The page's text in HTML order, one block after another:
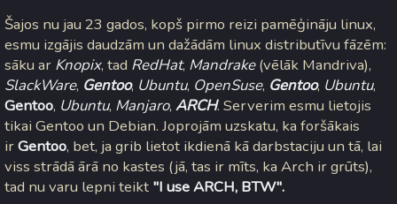
Šajos nu jau 23 gados, kopš pirmo reizi pamēģināju linux,
esmu izgājis daudzām un dažādām linux distributīvu fāzēm:
sāku ar Knopix, tad RedHat, Mandrake(vēlāk Mandriva),
SlackWare, Gentoo, Ubuntu, OpenSuse, Gentoo, Ubuntu,
Gentoo, Ubuntu, Manjaro, ARCH. Serverim esmu lietojis
tikai Gentoo un Debian. Joprojām uzskatu, ka foršākais
irGentoo, bet, ja grib lietot ikdienā kā darbstaciju un tā, lai
viss strādā ārā no kastes (jā, tas ir mīts, ka Arch ir grūts),
tad nu varu lepni teikt "I use ARCH, BTW".